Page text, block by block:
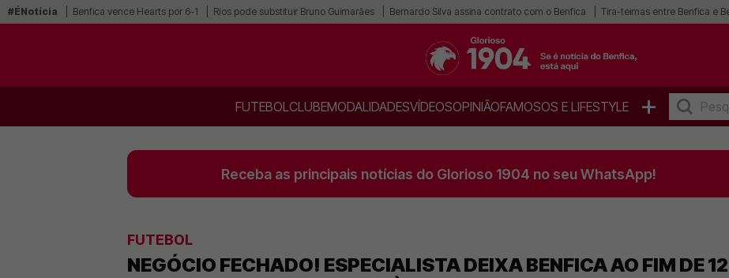
#ÉNotícia Benfica vence Hearts por 6-1 Ríos pode substituir Bruno Guimarães Bernardo Silva assina contrato com o Benfica Tira-teimas entre Benfica e
FUTEBOLCLUBEMODALIDADESVÍDEOSOPINIÃOFAMOSOS E LIFESTYLE +
Receba as principais notícias do Glorioso 1904 no seu WhatsApp!
FUTEBOL
NEGÓCIO FECHADO! ESPECIALISTA DEIXA BENFICA AO FIM DE